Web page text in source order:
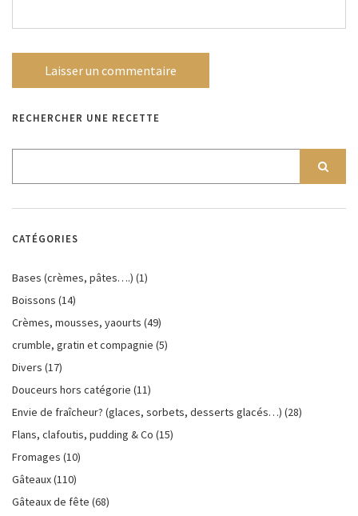
RECHERCHER UNE RECETTE
CATÉGORIES
Bases (crèmes, pâtes….) (1)
Boissons (14)
Crèmes, mousses, yaourts (49)
crumble, gratin et compagnie (5)
Divers (17)
Douceurs hors catégorie (11)
Envie de fraîcheur? (glaces, sorbets, desserts glacés…) (28)
Flans, clafoutis, pudding & Co (15)
Fromages (10)
Gâteaux(110)
Gâteaux de fête (68)